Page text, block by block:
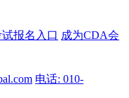
报名入口 成为CDA会
电话: 010-